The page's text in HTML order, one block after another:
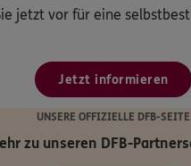
jetzt vor für eine
Jetzt informieren
UNSERE OFFIZIELLE DFB-SEITE
zu unseren DFB-